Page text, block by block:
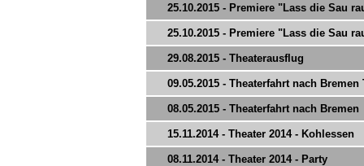
25.10.2015 - Premiere "Lass die Sau
25.10.2015 - Premiere "Lass die Sau
29.08.2015 - Theaterausflug
09.05.2015 - Theaterfahrt nach Bremen
08.05.2015 - Theaterfahrt nach Bremen
15.11.2014 - Theater 2014 - Kohlessen
08.11.2014 - Theater 2014 - Party